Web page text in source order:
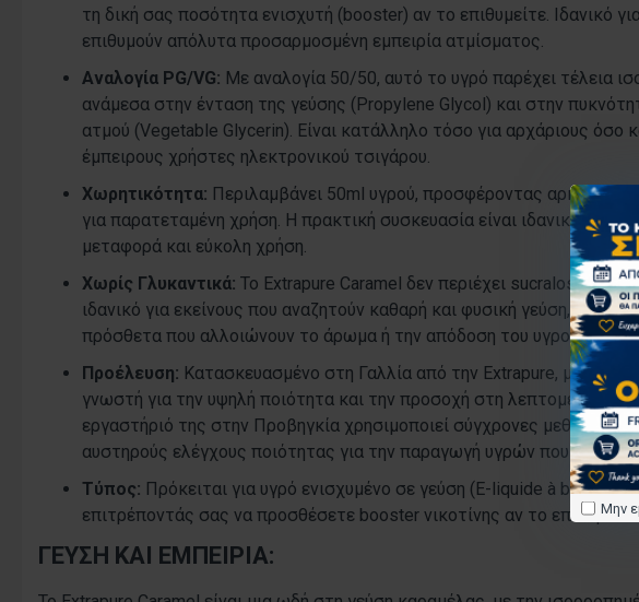
Μην
τη δική σας ποσότητα ενισχυτή (booster) αν το επιθυμείτε. Ιδανικό
επιθυμούν απόλυτα προσαρμοσμένη εμπειρία ατμίσματος.
Αναλογία PG/VG: Με αναλογία 50/50, αυτό το υγρό παρέχει τέλεια
ανάμεσα στην ένταση της γεύσης (Propylene Glycol) και στην
ατμού (Vegetable Glycerin). Είναι κατάλληλο τόσο για αρχάριους όσο
έμπειρους χρήστες ηλεκτρονικού τσιγάρου.
Χωρητικότητα: Περιλαμβάνει 50ml υγρού, προσφέροντας αρκετή
για παρατεταμένη χρήση. Η πρακτική συσκευασία είναι ιδανική για
μεταφορά και εύκολη χρήση.
Χωρίς Γλυκαντικά: Το Extrapure Caramel δεν περιέχει sucralose,
ιδανικό για εκείνους που αναζητούν καθαρή και φυσική γεύση, χωρίς
πρόσθετα που αλλοιώνουν το άρωμα ή την απόδοση του υγρού.
Προέλευση: Κατασκευασμένο στη Γαλλία από την Extrapure, μια
γνωστή για την υψηλή ποιότητα και την προσοχή στη λεπτομέρεια. Το
εργαστήριό της στην Προβηγκία χρησιμοποιεί σύγχρονες μεθόδους
αυστηρούς ελέγχους ποιότητας για την παραγωγή υγρών που
Τύπος: Πρόκειται για υγρό ενισχυμένο σε γεύση (E-liquide à booster),
επιτρέποντάς σας να προσθέσετε booster νικοτίνης αν το
ΓΕΎΣΗ ΚΑΙ ΕΜΠΕΙΡΊΑ: